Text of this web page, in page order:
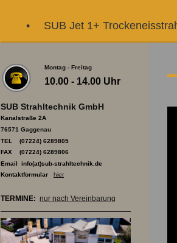
SUB Jet 1+
Montag - Freitag
10.00 - 14.00 Uhr
SUB Strahltechnik GmbH
Kanalstraße 2A
76571 Gaggenau
TEL (07224) 6289805
FAX (07224) 6289806
Email info(at)sub-strahltechnik.de
Kontaktformular hier
TERMINE: nur nach Vereinbarung